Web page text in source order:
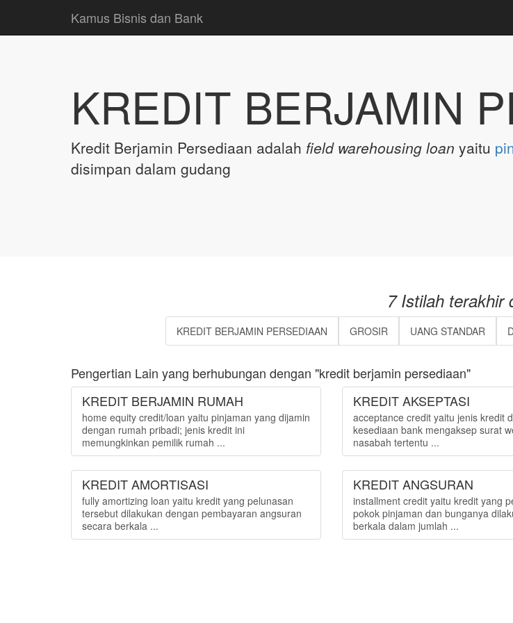
Kamus Bisnis dan Bank
KREDIT BERJAMIN
Kredit Berjamin Persediaan adalah field warehousing loan yaitu
disimpan dalam gudang
7 Istilah terakhir
KREDIT BERJAMIN PERSEDIAAN GROSIR UANG STANDAR
Pengertian Lain yang berhubungan dengan "kredit berjamin persediaan"
KREDIT BERJAMIN RUMAH
home equity credit/loan yaitu pinjaman yang dijamin
dengan rumah pribadi; jenis kredit ini
memungkinkan pemilik rumah ...
KREDIT AKSEPTASI
acceptance credit yaitu jenis kredit
kesediaan bank mengaksep surat
nasabah tertentu ...
KREDIT AMORTISASI
fully amortizing loan yaitu kredit yang pelunasan
tersebut dilakukan dengan pembayaran angsuran
secara berkala ...
KREDIT ANGSURAN
installment credit yaitu kredit yang
pokok pinjaman dan bunganya
berkala dalam jumlah ...